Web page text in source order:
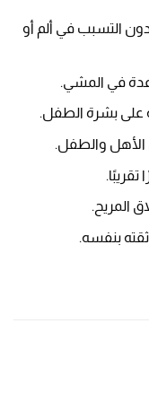
التسبب في ألم أو
في المشي.
على بشرة الطفل.
والطفل.
المريح.
بنفسه.